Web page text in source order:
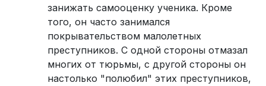
занижать самооценку ученика. Кроме
того, он часто занимался
покрывательством малолетных
преступников. С одной стороны отмазал
многих от тюрьмы, с другой стороны он
настолько "полюбил" этих преступников,